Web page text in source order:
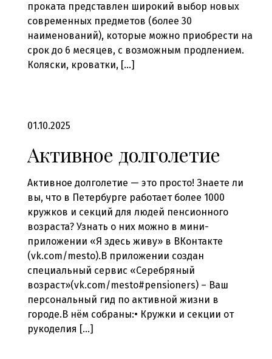
проката представлен широкий выбор новых
современных предметов (более 30
наименований), которые можно приобрести на
срок до 6 месяцев, с возможным продлением.
Коляски, кроватки, […]
01.10.2025
Активное долголетие
Активное долголетие — это просто! Знаете ли
вы, что в Петербурге работает более 1000
кружков и секций для людей пенсионного
возраста? Узнать о них можно в мини-
приложении «Я здесь живу» в ВКонтакте
(vk.com/mesto).В приложении создан
специальный сервис «Серебряный
возраст»(vk.com/mesto#pensioners) – Ваш
персональный гид по активной жизни в
городе.В нём собраны:• Кружки и секции от
рукоделия […]